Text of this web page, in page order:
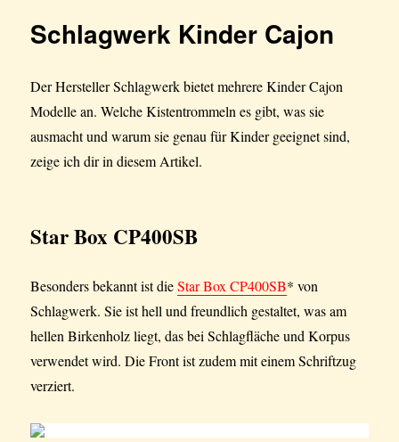
Schlagwerk Kinder Cajon
Der Hersteller Schlagwerk bietet mehrere Kinder Cajon
Modelle an. Welche Kistentrommeln es gibt, was sie
ausmacht und warum sie genau für Kinder geeignet sind,
zeige ich dir in diesem Artikel.
Star Box CP400SB
Besonders bekannt ist dieStar Box CP400SB* von
Schlagwerk. Sie ist hell und freundlich gestaltet, was am
hellen Birkenholz liegt, das bei Schlagfläche und Korpus
verwendet wird. Die Front ist zudem mit einem Schriftzug
verziert.